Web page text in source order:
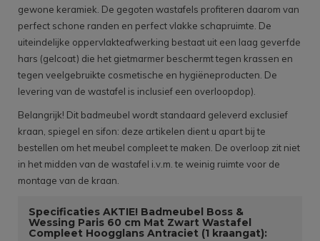
gewone keramiek. De gegoten wastafels profiteren daarom van
perfect schone randen en perfect vlakke schapruimte. De
uiteindelijke oppervlakteafwerking bestaat uit een laag geverfde
hars (gelcoat) die het gietmarmer beschermt tegen krassen en
tegen veelgebruikte cosmetische en hygiëneproducten. De
levering van de wastafel is inclusief een overloopdop).
Belangrijk! Dit badmeubel wordt standaard geleverd exclusief
kraan, spiegel en sifon: deze artikelen dient u apart bij te
bestellen om het meubel compleet te maken. De overloop zit niet
in het midden van de wastafel i.v.m. te weinig ruimte voor de
montage van de kraan.
Specificaties AKTIE! Badmeubel Boss &
Wessing Paris 60 cm Mat Zwart Wastafel
Compleet Hoogglans Antraciet (1 kraangat):